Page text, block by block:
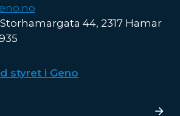
44, 2317 Hamar
styret i Geno